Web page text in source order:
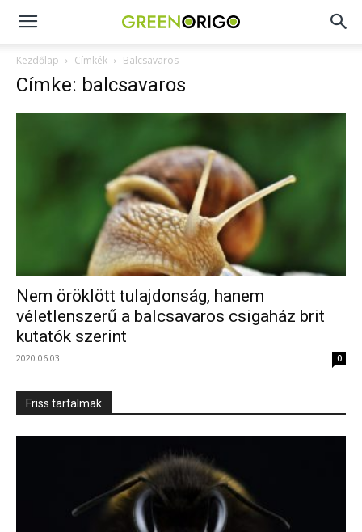
Green
Origo
Kezdőlap Címkék Balcsavaros
Címke: balcsavaros
Nem öröklött tulajdonság, hanem
véletlenszerű a balcsavaros csigaház brit
kutatók szerint
2020.06.03. 0
Friss tartalmak